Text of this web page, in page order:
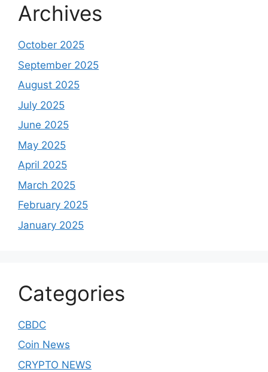
Archives
October 2025
September 2025
August 2025
July 2025
June 2025
May 2025
April 2025
March 2025
February 2025
January 2025
Categories
CBDC
Coin News
CRYPTO NEWS